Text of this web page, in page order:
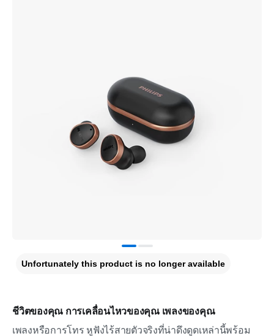
ชีวิตของคุณ การเคลื่อนไหวของคุณ เพลงของคุณ
เพลงหรือการโทร หูฟังไร้สายตัวจริงที่น่าดึงดูดเหล่านี้พร้อม
Unfortunately this product is no longer available